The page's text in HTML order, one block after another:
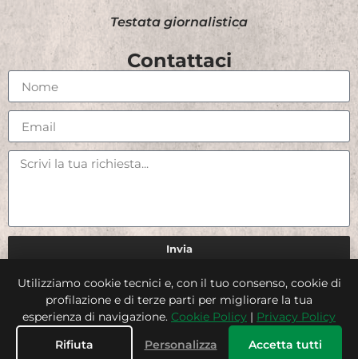
Testata giornalistica
Contattaci
Invia
Credits
Utilizziamo cookie tecnici e, con il tuo consenso, cookie di
profilazione e di terze parti per migliorare la tua
esperienza di navigazione. Cookie Policy | Privacy Policy
Rifiuta
Personalizza Accetta tutti